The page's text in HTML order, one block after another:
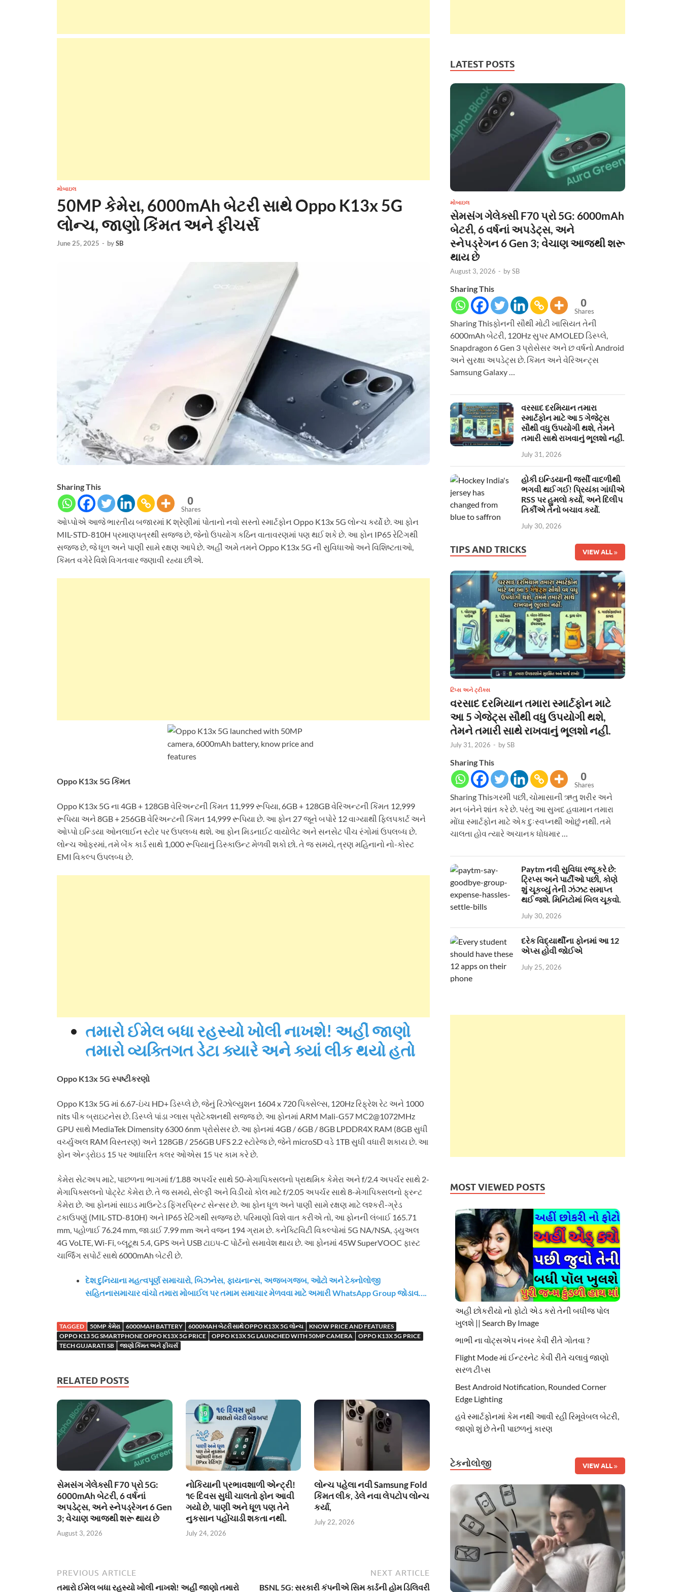
મોબાઇલ
50MP કેમેરા, 6000mAh બેટરી સાથે Oppo K13x 5G
લોન્ચ, જાણો કિંમત અને ફીચર્સ
June 25, 2025 - bySB
Sharing This
0
Shares
ઓપ્પોએ આજે ​​ભારતીય બજારમાં K શ્રેણીમાં પોતાનો નવો સસ્તો સ્માર્ટફોન Oppo K13x 5G લોન્ચ કર્યો છે. આ ફોન
MIL-STD-810H પ્રમાણપત્રથી સજ્જ છે, જેનો ઉપયોગ કઠિન વાતાવરણમાં પણ થઈ શકે છે. આ ફોન IP65 રેટિંગથી
સજ્જ છે, જે ધૂળ અને પાણી સામે રક્ષણ આપે છે. અહીં અમે તમને Oppo K13x 5G ની સુવિધાઓ અને વિશિષ્ટતાઓ,
કિંમત વગેરે વિશે વિગતવાર જણાવી રહ્યા છીએ.
Oppo K13x 5G કિંમત
Oppo K13x 5G ના 4GB + 128GB વેરિઅન્ટની કિંમત 11,999 રૂપિયા, 6GB + 128GB વેરિઅન્ટની કિંમત 12,999
રૂપિયા અને 8GB + 256GB વેરિઅન્ટની કિંમત 14,999 રૂપિયા છે. આ ફોન 27 જૂને બપોરે 12 વાગ્યાથી ફ્લિપકાર્ટ અને
ઓપ્પો ઇન્ડિયા ઓનલાઈન સ્ટોર પર ઉપલબ્ધ થશે. આ ફોન મિડનાઈટ વાયોલેટ અને સનસેટ પીચ રંગોમાં ઉપલબ્ધ છે.
લોન્ચ ઓફરમાં, તમે બેંક કાર્ડ સાથે 1,000 રૂપિયાનું ડિસ્કાઉન્ટ મેળવી શકો છો. તે જ સમયે, ત્રણ મહિનાનો નો-કોસ્ટ
EMI વિકલ્પ ઉપલબ્ધ છે.
તમારો ઈમેલ બધા રહસ્યો ખોલી નાખશે! અહીં જાણો
તમારો વ્યક્તિગત ડેટા ક્યારે અને ક્યાં લીક થયો હતો
Oppo K13x 5G સ્પષ્ટીકરણો
Oppo K13x 5G માં 6.67-ઇંચ HD+ ડિસ્પ્લે છે, જેનું રિઝોલ્યુશન 1604 x 720 પિક્સેલ્સ, 120Hz રિફ્રેશ રેટ અને 1000
nits પીક બ્રાઇટનેસ છે. ડિસ્પ્લે પાંડા ગ્લાસ પ્રોટેક્શનથી સજ્જ છે. આ ફોનમાં ARM Mali-G57 MC2@1072MHz
GPU સાથે MediaTek Dimensity 6300 6nm પ્રોસેસર છે. આ ફોનમાં 4GB / 6GB / 8GB LPDDR4X RAM (8GB સુધી
વર્ચ્યુઅલ RAM વિસ્તરણ) અને 128GB / 256GB UFS 2.2 સ્ટોરેજ છે, જેને microSD વડે 1TB સુધી વધારી શકાય છે. આ
ફોન એન્ડ્રોઇડ 15 પર આધારિત કલર ઓએસ 15 પર કામ કરે છે.
કેમેરા સેટઅપ માટે, પાછળના ભાગમાં f/1.88 અપર્ચર સાથે 50-મેગાપિક્સલનો પ્રાથમિક કેમેરા અને f/2.4 અપર્ચર સાથે 2-
મેગાપિક્સલનો પોટ્રેટ કેમેરા છે. તે જ સમયે, સેલ્ફી અને વિડીયો કોલ માટે f/2.05 અપર્ચર સાથે 8-મેગાપિક્સલનો ફ્રન્ટ
કેમેરા છે. આ ફોનમાં સાઇડ માઉન્ટેડ ફિંગરપ્રિન્ટ સેન્સર છે. આ ફોન ધૂળ અને પાણી સામે રક્ષણ માટે લશ્કરી-ગ્રેડ
ટકાઉપણું (MIL-STD-810H) અને IP65 રેટિંગથી સજ્જ છે. પરિમાણો વિશે વાત કરીએ તો, આ ફોનની લંબાઈ 165.71
mm, પહોળાઈ 76.24 mm, જાડાઈ 7.99 mm અને વજન 194 ગ્રામ છે. કનેક્ટિવિટી વિકલ્પોમાં 5G NA/NSA, ડ્યુઅલ
4G VoLTE, Wi-Fi, બ્લૂટૂથ 5.4, GPS અને USB ટાઇપ-C પોર્ટનો સમાવેશ થાય છે. આ ફોનમાં 45W SuperVOOC ફાસ્ટ
ચાર્જિંગ સપોર્ટ સાથે 6000mAh બેટરી છે.
દેશ દુનિયાના મહત્વપૂર્ણ સમાચારો, બિઝનેસ, ફાયનાન્સ, અજબગજબ, ઓટો અને ટેક્નોલોજી
સહિતનાસમાચાર વાંચો તમારા મોબાઈલ પર તમામ સમાચાર મેળવવા માટે અમારી WhatsApp Group જોડાવ….
TAGGED 50MP કેમેરા 6000MAH BATTERY 6000MAH બેટરી સાથે OPPO K13X 5G લોન્ચ
KNOW PRICE AND FEATURES
OPPO K13 5G SMARTPHONE OPPO K13X 5G PRICE
OPPO K13X 5G LAUNCHED WITH 50MP CAMERA
OPPO K13X 5G PRICE
TECH GUJARATI SB
જાણો કિંમત અને ફીચર્સ
RELATED POSTS
સેમસંગ ગેલેક્સી F70 પ્રો 5G:
6000mAh બેટરી, 6 વર્ષનાં
અપડેટ્સ, અને સ્નેપડ્રેગન 6 Gen
3; વેચાણ આજથી શરૂ થાય છે
August 3, 2026
નોકિયાની પ્રભાવશાળી એન્ટ્રી!
૧૯ દિવસ સુધી ચાલતો ફોન આવી
ગયો છે, પાણી અને ધૂળ પણ તેને
નુકસાન પહોંચાડી શકતા નથી.
July 24, 2026
લોન્ચ પહેલા નવી Samsung Fold
કિંમત લીક, ડેલે નવા લેપટોપ લોન્ચ
કર્યા,
July 22, 2026
PREVIOUS ARTICLE
તમારો ઈમેલ બધા રહસ્યો ખોલી નાખશે! અહીં જાણો તમારો
NEXT ARTICLE
BSNL 5G: સરકારી કંપનીએ સિમ કાર્ડની હોમ ડિલિવરી
LATEST POSTS
મોબાઇલ
સેમસંગ ગેલેક્સી F70 પ્રો 5G: 6000mAh
બેટરી, 6 વર્ષનાં અપડેટ્સ, અને
સ્નેપડ્રેગન 6 Gen 3; વેચાણ આજથી શરૂ
થાય છે
August 3, 2026 - bySB
Sharing This
0
Shares
Sharing Thisફોનની સૌથી મોટી ખાસિયત તેની
6000mAh બેટરી, 120Hz સુપર AMOLED ડિસ્પ્લે,
Snapdragon 6 Gen 3 પ્રોસેસર અને છ વર્ષનો Android
અને સુરક્ષા અપડેટ્સ છે. કિંમત અને વેરિઅન્ટ્સ
Samsung Galaxy …
વરસાદ દરમિયાન તમારા
સ્માર્ટફોન માટે આ 5 ગેજેટ્સ
સૌથી વધુ ઉપયોગી થશે, તેમને
તમારી સાથે રાખવાનું ભૂલશો નહીં.
July 31, 2026
હોકી ઇન્ડિયાની જર્સી વાદળીથી
ભગવી થઈ ગઈ! પ્રિયંકા ગાંધીએ
RSS પર હુમલો કર્યો, અને દિલીપ
તિર્કીએ તેનો બચાવ કર્યો.
July 30, 2026
TIPS AND TRICKS VIEW ALL
ટિપ્સ અને ટ્રીક્સ
વરસાદ દરમિયાન તમારા સ્માર્ટફોન માટે
આ 5 ગેજેટ્સ સૌથી વધુ ઉપયોગી થશે,
તેમને તમારી સાથે રાખવાનું ભૂલશો નહીં.
July 31, 2026 - bySB
Sharing This
0
Shares
Sharing Thisગરમી પછી, ચોમાસાની ઋતુ શરીર અને
મન બંનેને શાંત કરે છે. પરંતુ આ સુખદ હવામાન તમારા
મોંઘા સ્માર્ટફોન માટે એક દુઃસ્વપ્નથી ઓછું નથી. તમે
ચાલતા હોવ ત્યારે અચાનક ધોધમાર …
Paytm નવી સુવિધા રજૂ કરે છે:
ટ્રિપ્સ અને પાર્ટીઓ પછી, કોણે
શું ચૂકવ્યું તેની ઝંઝટ સમાપ્ત
થઈ જશે. મિનિટોમાં બિલ ચૂકવો.
July 30, 2026
દરેક વિદ્યાર્થીના ફોનમાં આ 12
એપ્સ હોવી જોઈએ
July 25, 2026
MOST VIEWED POSTS
અહી છોકરીયો નો ફોટો એડ કરો તેની બધીજ પોલ
ખુલશે || Search By Image
ભાભી ના વોટ્સએપ નંબર કેવી રીતે ગોતવા ?
Flight Mode માં ઈન્ટરનેટ કેવી રીતે ચલાવું જાણો
સરળ ટીપ્સ
Best Android Notification, Rounded Corner
Edge Lighting
હવે સ્માર્ટફોનમાં કેમ નથી આવી રહી રિમૂવેબલ બેટરી,
જાણો શું છે તેની પાછળનું કારણ
ટેકનોલોજી VIEW ALL